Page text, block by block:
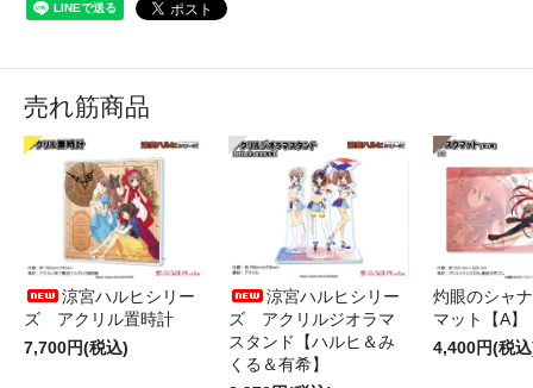
売れ筋商品
涼宮ハルヒシリー
ズ アクリル置時計
7,700円(税込)
涼宮ハルヒシリー
ズ アクリルジオラマ
スタンド【ハルヒ＆み
くる＆有希】
灼眼のシャ
マット【A】
4,400円(税